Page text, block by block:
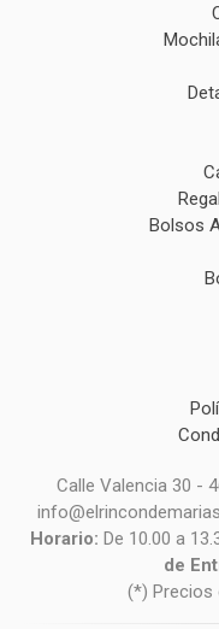
Bolsos
Calle Valencia 30 -
Horario: De 10.00 a
de
(*) Precios